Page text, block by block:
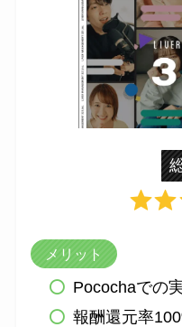
メリット
Pocochaでの
報酬還元率